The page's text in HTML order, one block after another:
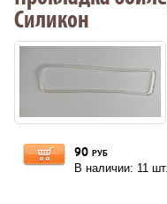
Силикон
90 руб
В наличии: 11 шт.